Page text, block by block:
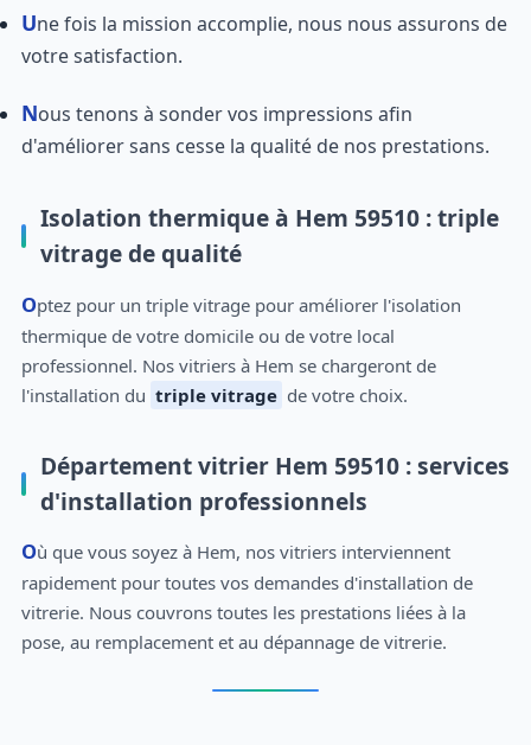
Une fois la mission accomplie, nous nous assurons de
votre satisfaction.
Nous tenons à sonder vos impressions afin
d'améliorer sans cesse la qualité de nos prestations.
Isolation thermique à Hem 59510 : triple
vitrage de qualité
Optez pour un triple vitrage pour améliorer l'isolation
thermique de votre domicile ou de votre local
professionnel. Nos vitriers à Hem se chargeront de
l'installation du triple vitrage de votre choix.
Département vitrier Hem 59510 : services
d'installation professionnels
Où que vous soyez à Hem, nos vitriers interviennent
rapidement pour toutes vos demandes d'installation de
vitrerie. Nous couvrons toutes les prestations liées à la
pose, au remplacement et au dépannage de vitrerie.